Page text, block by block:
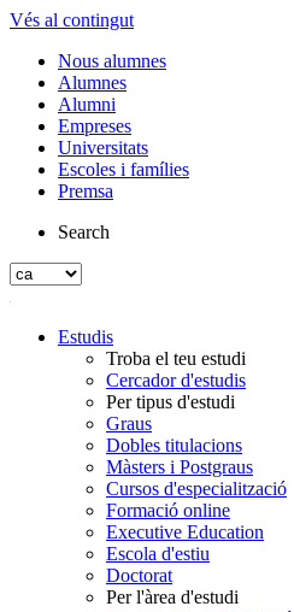
Vés al contingut
Nous alumnes
Alumnes
Alumni
Empreses
Universitats
Escoles i famílies
Premsa
Search
Estudis
Troba el teu estudi
Cercador d'estudis
Per tipus d'estudi
Graus
Dobles titulacions
Màsters i Postgraus
Cursos d'especialització
Formació online
Executive Education
Escola d'estiu
Doctorat
Per l'àrea d'estudi